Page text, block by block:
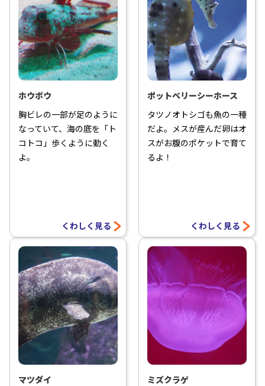
ホウボウ
胸ビレの一部が足のように
なっていて、海の底を「ト
コトコ」歩くように動く
よ。
くわしく見る
ポットベリーシーホース
タツノオトシゴも魚の一種
だよ。メスが産んだ卵はオ
スがお腹のポケットで育て
るよ！
くわしく見る
マツダイ
ミズクラゲ